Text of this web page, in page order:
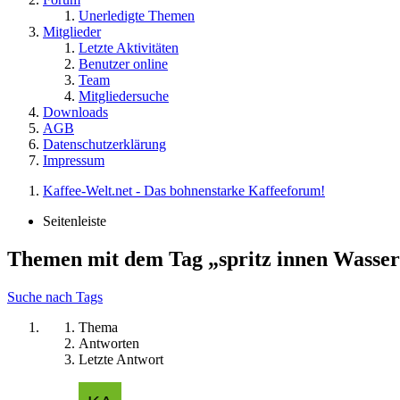
Unerledigte Themen
Mitglieder
Letzte Aktivitäten
Benutzer online
Team
Mitgliedersuche
Downloads
AGB
Datenschutzerklärung
Impressum
Kaffee-Welt.net - Das bohnenstarke Kaffeeforum!
Seitenleiste
Themen mit dem Tag „spritz innen
Suche nach Tags
Thema
Antworten
Letzte Antwort